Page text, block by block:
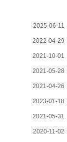
2025-06-11
2022-04-29
2021-10-01
2021-05-28
2021-04-26
2023-01-18
2021-05-31
2020-11-02